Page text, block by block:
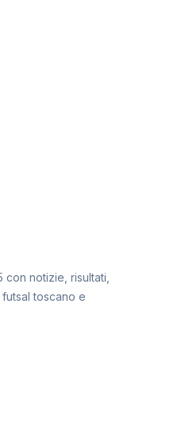
notizie, risultati,
toscano e